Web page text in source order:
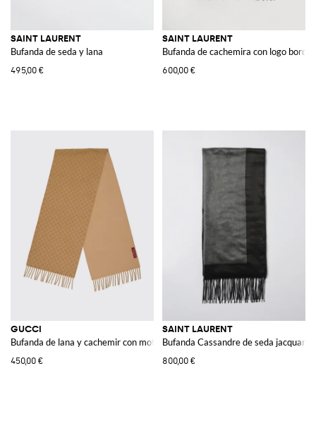
SAINT LAURENT
Bufanda de seda y lana
495,00 €
SAINT LAURENT
Bufanda de cachemira con logo
600,00 €
GUCCI
Bufanda de lana y cachemir con motivo GG
450,00 €
SAINT LAURENT
Bufanda Cassandre de seda jacquard
800,00 €